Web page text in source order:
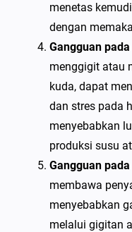
menetas
dengan
Gangguan
menggigit atau
kuda, dapat
dan stres pada
menyebabkan
produksi susu
Gangguan
membawa
menyebabkan
melalui gigitan